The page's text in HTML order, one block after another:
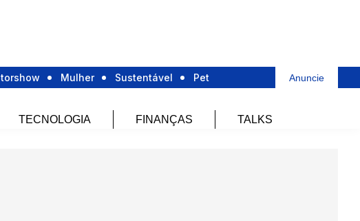
Mulher Sustentável Pet Anuncie
TECNOLOGIA FINANÇAS TALKS